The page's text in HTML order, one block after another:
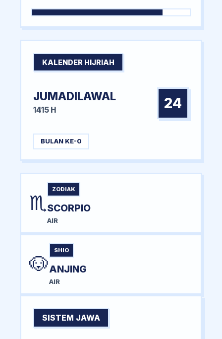
KALENDER HIJRIAH
JUMADILAWAL
1415 H 24
BULAN KE-0
♏
ZODIAK
SCORPIO
AIR
🐶
SHIO
ANJING
AIR
SISTEM JAWA